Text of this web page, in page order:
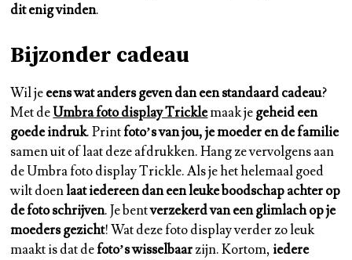
dit enig vinden.
Bijzonder cadeau
Wil jeeens wat anders geven dan een standaard cadeau?
Met deUmbra foto display Tricklemaak jegeheid een
goede indruk. Printfoto’s van jou, je moeder en de familie
samen uit of laat deze afdrukken. Hang ze vervolgens aan
de Umbra foto display Trickle. Als je het helemaal goed
wilt doenlaat iedereen dan een leuke boodschap achter op
de foto schrijven. Je bentverzekerd van een glimlach op je
moeders gezicht! Wat deze foto display verder zo leuk
maakt is dat defoto’s wisselbaarzijn. Kortom, iedere